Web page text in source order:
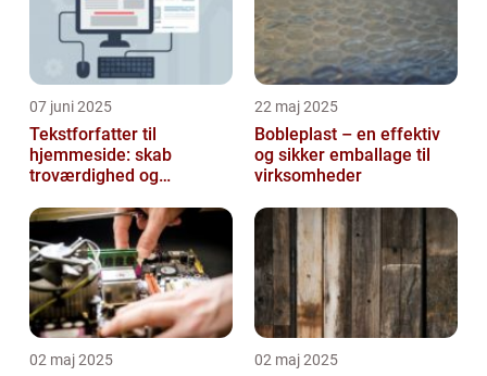
07 juni 2025
Tekstforfatter til
hjemmeside: skab
troværdighed og
22 maj 2025
Bobleplast – en effektiv
og sikker emballage til
virksomheder
02 maj 2025 02 maj 2025